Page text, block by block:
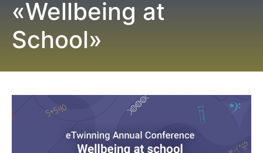
«Wellbeing at
School»